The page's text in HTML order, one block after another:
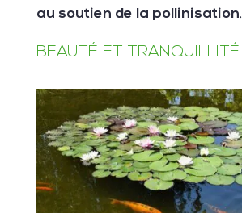
au soutien de la pollinisation.
BEAUTÉ ET TRANQUILLITÉ